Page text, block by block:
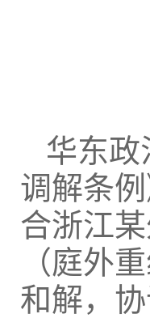
华东政
调解条
合浙江
（庭外
和解，